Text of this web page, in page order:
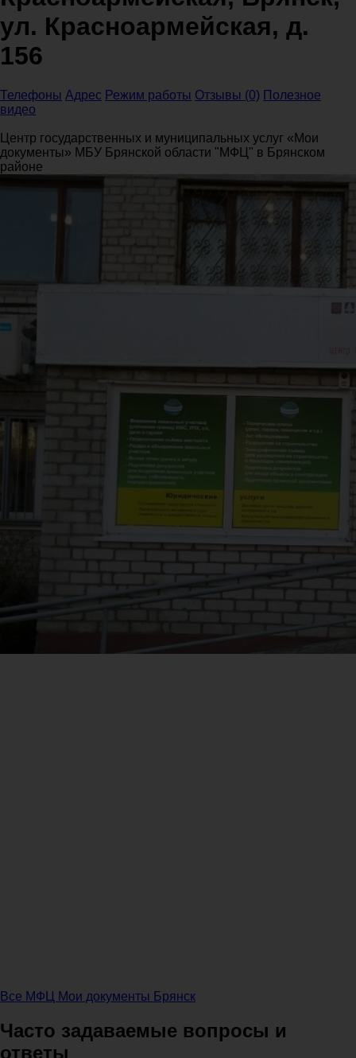
ул. Красноармейская, д.
156
Телефоны Адрес Режим работы Отзывы (0) Полезное
видео
Центр государственных и муниципальных услуг «Мои
документы» МБУ Брянской области "МФЦ" в Брянском
районе
Все МФЦ Мои документы Брянск
Часто задаваемые вопросы и
ответы